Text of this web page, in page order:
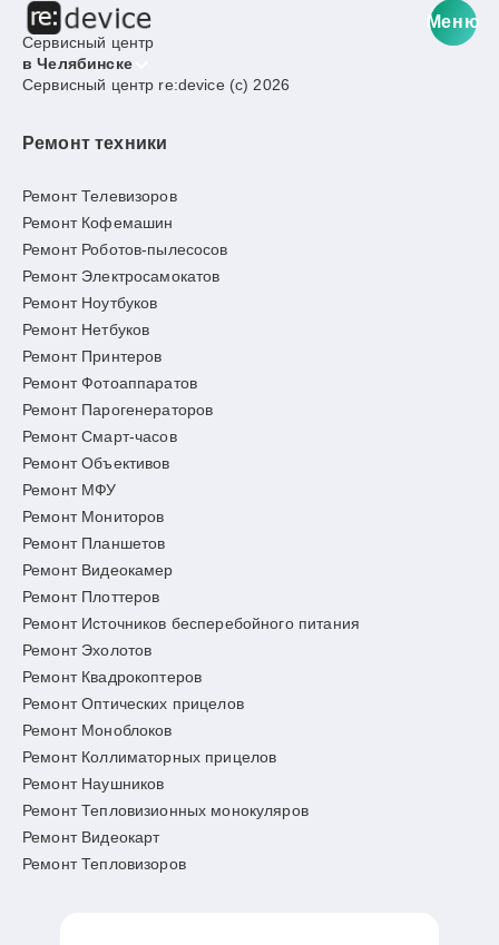
Сервисный центр
в Челябинске
Меню
Сервисный центр re:device (c) 2026
Ремонт техники
Ремонт Телевизоров
Ремонт Кофемашин
Ремонт Роботов-пылесосов
Ремонт Электросамокатов
Ремонт Ноутбуков
Ремонт Нетбуков
Ремонт Принтеров
Ремонт Фотоаппаратов
Ремонт Парогенераторов
Ремонт Смарт-часов
Ремонт Объективов
Ремонт МФУ
Ремонт Мониторов
Ремонт Планшетов
Ремонт Видеокамер
Ремонт Плоттеров
Ремонт Источников бесперебойного питания
Ремонт Эхолотов
Ремонт Квадрокоптеров
Ремонт Оптических прицелов
Ремонт Моноблоков
Ремонт Коллиматорных прицелов
Ремонт Наушников
Ремонт Тепловизионных монокуляров
Ремонт Видеокарт
Ремонт Тепловизоров